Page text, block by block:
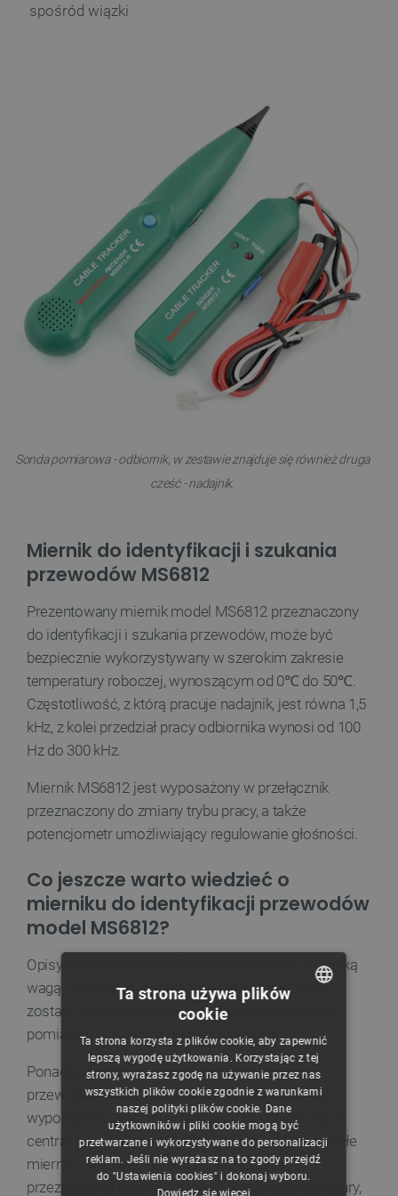
spośród wiązki
Sonda pomiarowa - odbiornik, w zestawie znajduje się również druga
cześć - nadajnik.
Miernik do identyfikacji i szukania
przewodów MS6812
Prezentowany miernik model MS6812 przeznaczony
do identyfikacji i szukania przewodów, może być
bezpiecznie wykorzystywany w szerokim zakresie
temperatury roboczej, wynoszącym od 0℃ do 50℃.
Częstotliwość, z którą pracuje nadajnik, jest równa 1,5
kHz, z kolei przedział pracy odbiornika wynosi od 100
Hz do 300 kHz.
Miernik MS6812 jest wyposażony w przełącznik
przeznaczony do zmiany trybu pracy, a także
potencjometr umożliwiający regulowanie głośności.
Co jeszcze warto wiedzieć o
mierniku do identyfikacji przewodów
model MS6812?
Opisywany miernik MS6812 charakteryzuje się niską
wagą i kompaktowymi rozmiarami. Urządzenie
zostało zaprojektowane z myślą o wykonywaniu
pomiarów w suchych pomieszczeniach.
Ponadto miernik do identyfikacji i szukania
przewodów MS6812, a dokładniej odbiornik, jest
wyposażony w przycisk testujący znajdujący się w
centralnym miejscu obudowy. W kategorii pozostałe
mierniki są dostępne również urządzenia
przeznaczone do precyzyjnego pomiaru temperatury,
CZECH
ENGLISH
GERMAN
Ta strona używa plików
cookie
Ta strona korzysta z plików cookie, aby zapewnić
lepszą wygodę użytkowania. Korzystając z tej
strony, wyrażasz zgodę na używanie przez nas
wszystkich plików cookie zgodnie z warunkami
naszej polityki plików cookie. Dane
użytkowników i pliki cookie mogą być
przetwarzane i wykorzystywane do personalizacji
reklam. Jeśli nie wyrażasz na to zgody przejdź
do "Ustawienia cookies" i dokonaj wyboru.
Dowiedz się więcej